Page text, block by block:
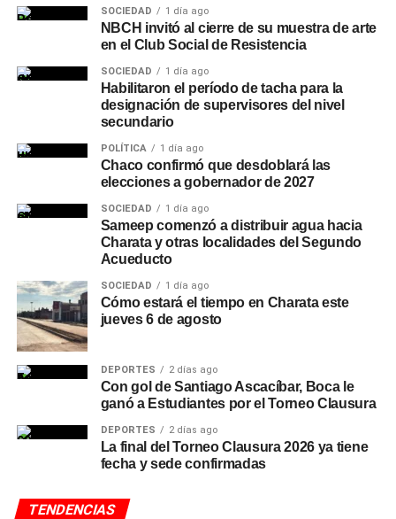
SOCIEDAD 1 día ago
NBCH invitó al cierre de su muestra de arte
en el Club Social de Resistencia
SOCIEDAD 1 día ago
Habilitaron el período de tacha para la
designación de supervisores del nivel
secundario
POLÍTICA 1 día ago
Chaco confirmó que desdoblará las
elecciones a gobernador de 2027
SOCIEDAD 1 día ago
Sameep comenzó a distribuir agua hacia
Charata y otras localidades del Segundo
Acueducto
SOCIEDAD 1 día ago
Cómo estará el tiempo en Charata este
jueves 6 de agosto
DEPORTES 2 días ago
Con gol de Santiago Ascacíbar, Boca le
ganó a Estudiantes por el Torneo Clausura
DEPORTES 2 días ago
La final del Torneo Clausura 2026 ya tiene
fecha y sede confirmadas
TENDENCIAS